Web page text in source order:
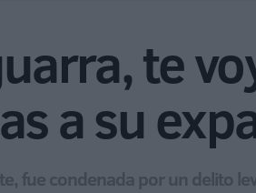
te
a su
fue condenada por un delito